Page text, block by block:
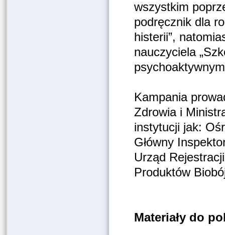
wszystkim
podręcznik dla
histerii”,
nauczyciela
Kampania
Zdrowia i
instytucji jak:
Główny
Urząd
Produktów
Materiały do